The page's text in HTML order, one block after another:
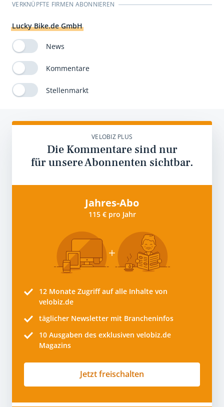
VERKNÜPFTE FIRMEN ABONNIEREN
Lucky Bike.de GmbH
News
Kommentare
Stellenmarkt
VELOBIZ PLUS
Die Kommentare sind nur
für unsere Abonnenten sichtbar.
Jahres-Abo
115 € pro Jahr
12 Monate Zugriff auf alle Inhalte von
velobiz.de
täglicher Newsletter mit Brancheninfos
10 Ausgaben des exklusiven velobiz.de
Magazins
Jetzt freischalten